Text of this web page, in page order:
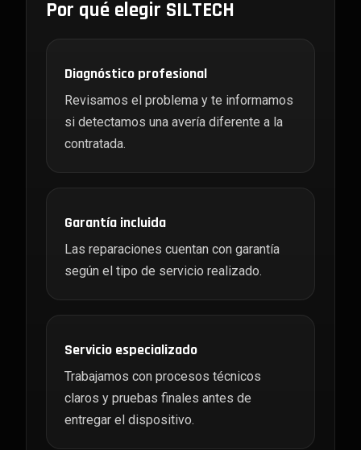
Por qué elegir SILTECH
Diagnóstico profesional
Revisamos el problema y te informamos
si detectamos una avería diferente a la
contratada.
Garantía incluida
Las reparaciones cuentan con garantía
según el tipo de servicio realizado.
Servicio especializado
Trabajamos con procesos técnicos
claros y pruebas finales antes de
entregar el dispositivo.